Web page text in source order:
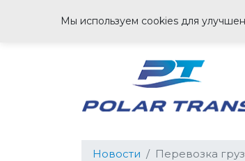
Мы используем cookies для
Новости Перевозка